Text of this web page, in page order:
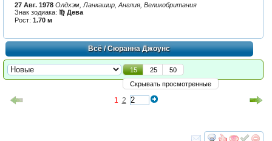
27 Авг. 1978 Олдхэм, Ланкашир, Англия, Великобритания
Знак зодиака: ♍ Дева
Рост: 1.70 м
Всё/ Сюранна Джоунс
15 25
50
Скрывать просмотренные
1 2